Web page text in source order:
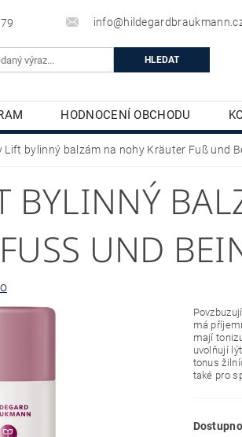
HODNOCENÍ OBCHODU
DEKORATIVNÍ KOSMETIKA
Lift bylinný balzám na nohy Kräuter Fuß und
BYLINNÝ
UND
má
mají
uvolňují
tonus
také pro